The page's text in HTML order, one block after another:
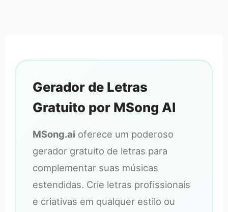
Gerador de Letras
Gratuito por MSong AI
MSong.ai oferece um poderoso
gerador gratuito de letras para
complementar suas músicas
estendidas. Crie letras profissionais
e criativas em qualquer estilo ou